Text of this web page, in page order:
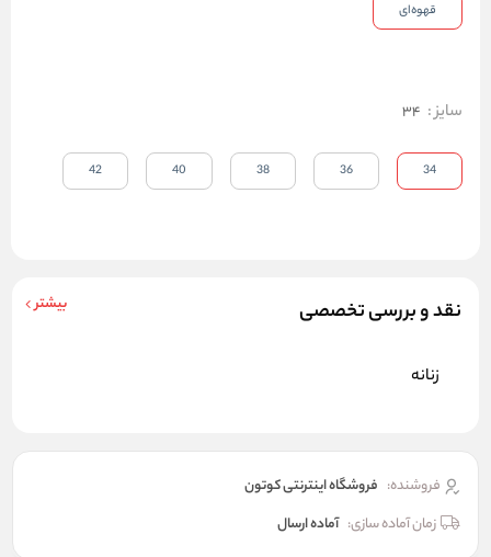
نقد و بررسی تخصصی بیشتر
زنانه
فروشنده: فروشگاه اینترنتی کوتون
زمان آماده سازی: آماده ارسال
قهوه‌ای
سایز:
34
34
36
38
40
42